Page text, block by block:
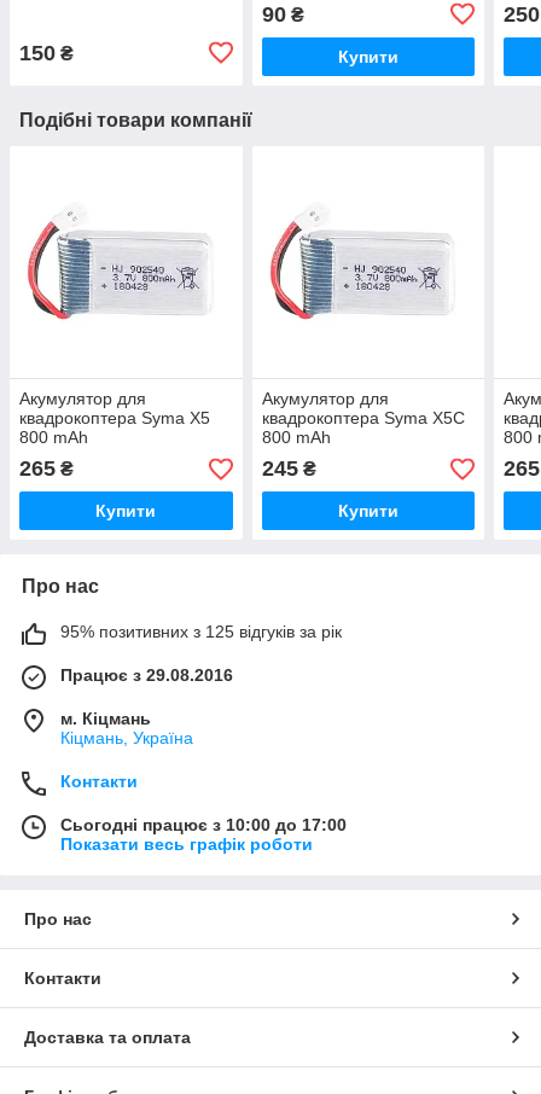
150 ₴
90₴
Купити
250
Подібні товари компанії
Акумулятор для
квадрокоптера Syma X5
800 mAh
265 ₴
Купити
Акумулятор для
квадрокоптера Syma X5C
800 mAh
245₴
Купити
800
265
Про нас
95% позитивних з 125 відгуків за рік
Працює з 29.08.2016
м. Кіцмань
Кіцмань, Україна
Контакти
Сьогодні працює з 10:00 до 17:00
Показати весь графік роботи
Про нас
Контакти
Доставка та оплата